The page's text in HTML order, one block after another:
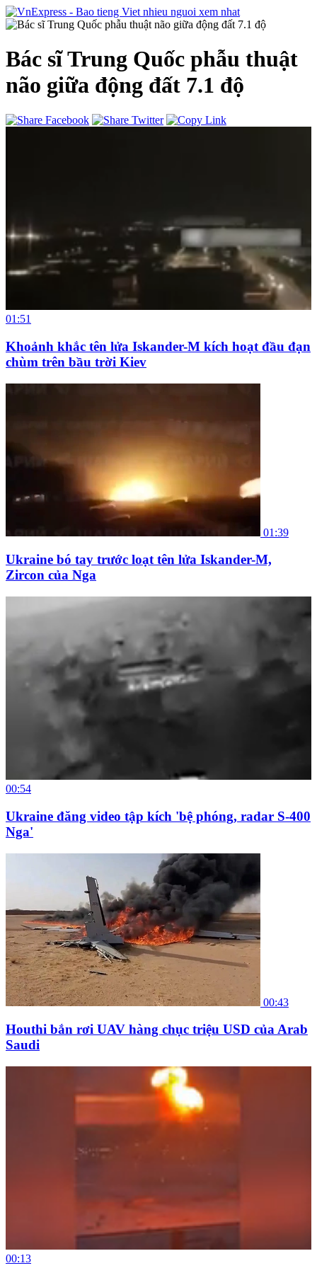
Bác sĩ Trung Quốc phẫu thuật
não giữa động đất 7.1 độ
01:51
Khoảnh khắc tên lửa Iskander-M kích hoạt đầu đạn
chùm trên bầu trời Kiev
01:39
Ukraine bó tay trước loạt tên lửa Iskander-M,
Zircon của Nga
00:54
Ukraine đăng video tập kích 'bệ phóng, radar S-400
Nga'
00:43
Houthi bắn rơi UAV hàng chục triệu USD của Arab
Saudi
00:13